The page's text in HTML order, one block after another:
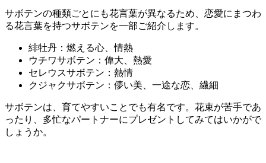
サボテンの種類ごとにも花言葉が異なるため、恋愛にまつわ
る花言葉を持つサボテンを一部ご紹介します。
緋牡丹：燃える心、情熱
ウチワサボテン：偉大、熱愛
セレウスサボテン：熱情
クジャクサボテン：儚い美、一途な恋、繊細
サボテンは、育てやすいことでも有名です。花束が苦手であ
ったり、多忙なパートナーにプレゼントしてみてはいかがで
しょうか。